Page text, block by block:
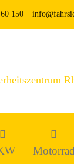
150
Motorrad